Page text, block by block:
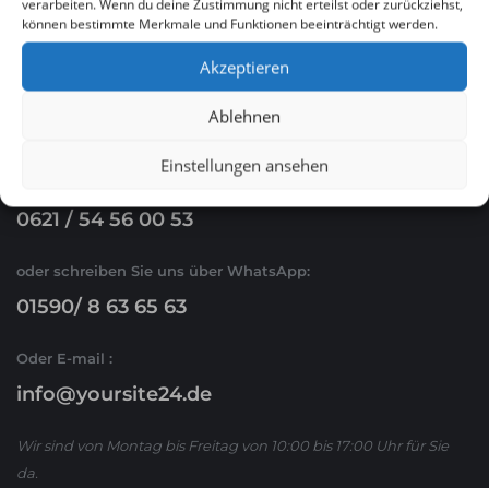
verarbeiten. Wenn du deine Zustimmung nicht erteilst oder zurückziehst,
können bestimmte Merkmale und Funktionen beeinträchtigt werden.
Akzeptieren
Ablehnen
Einstellungen ansehen
WHATSAPP & E-MAIL
0621 / 54 56 00 53
oder schreiben Sie uns über WhatsApp:
01590/ 8 63 65 63
Oder E-mail :
info@yoursite24.de
Wir sind von Montag bis Freitag von 10:00 bis 17:00 Uhr für Sie
da.